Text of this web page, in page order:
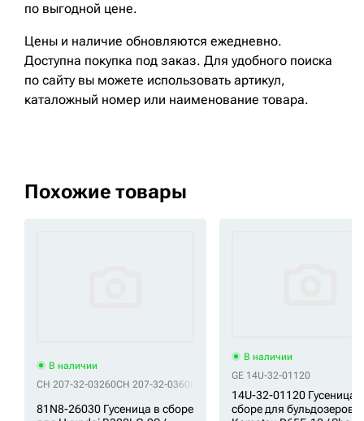
по выгодной цене.
Цены и наличие обновляются ежедневно.
Доступна покупка под заказ. Для удобного поиска
по сайту вы можете использовать артикул,
каталожный номер или наименование товара.
Похожие товары
В наличии
CH 207-32-03260CH 207-32-03600
81N8-26030 Гусеница в сборе
В наличии
GE 14U-32-01120
14U-32-01120 Гусеница в
сборе для бульдозеров